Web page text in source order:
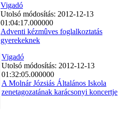
Vigadó
Utolsó módosítás: 2012-12-13
01:04:17.000000
Adventi kézmûves foglalkoztatás
gyerekeknek
Vigadó
Utolsó módosítás: 2012-12-13
01:32:05.000000
A Molnár Józsiás Általános Iskola
zenetagozatának karácsonyi koncertje